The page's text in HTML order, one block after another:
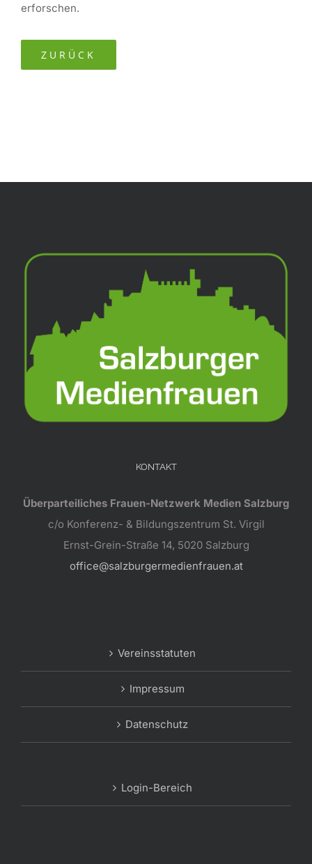
erforschen.
ZURÜCK
KONTAKT
Überparteiliches Frauen-Netzwerk Medien Salzburg
c/o Konferenz- & Bildungszentrum St. Virgil
Ernst-Grein-Straße 14, 5020 Salzburg
office@salzburgermedienfrauen.at
Vereinsstatuten
Impressum
Datenschutz
Login-Bereich